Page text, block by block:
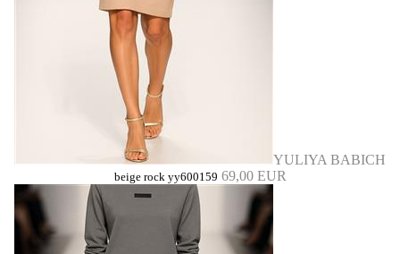
YULIYA BABICH
beige rock yy600159 69,00 EUR